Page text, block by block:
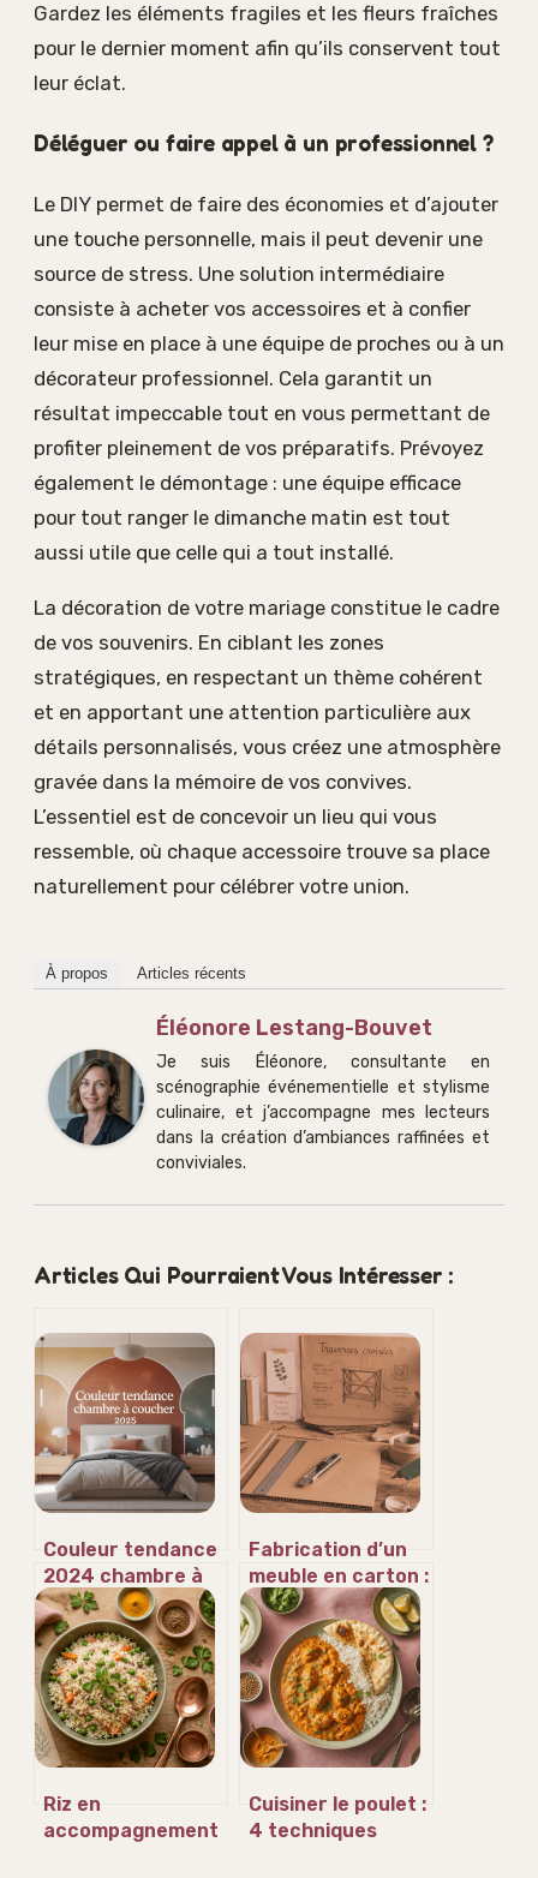
Gardez les éléments fragiles et les fleurs fraîches
pour le dernier moment afin qu’ils conservent tout
leur éclat.
Déléguer ou faire appel à un professionnel ?
Le DIY permet de faire des économies et d’ajouter
une touche personnelle, mais il peut devenir une
source de stress. Une solution intermédiaire
consiste à acheter vos accessoires et à confier
leur mise en place à une équipe de proches ou à un
décorateur professionnel. Cela garantit un
résultat impeccable tout en vous permettant de
profiter pleinement de vos préparatifs. Prévoyez
également le démontage : une équipe efficace
pour tout ranger le dimanche matin est tout
aussi utile que celle qui a tout installé.
La décoration de votre mariage constitue le cadre
de vos souvenirs. En ciblant les zones
stratégiques, en respectant un thème cohérent
et en apportant une attention particulière aux
détails personnalisés, vous créez une atmosphère
gravée dans la mémoire de vos convives.
L’essentiel est de concevoir un lieu qui vous
ressemble, où chaque accessoire trouve sa place
naturellement pour célébrer votre union.
À propos Articles récents
Éléonore Lestang-Bouvet
Je suis Éléonore, consultante en
scénographie événementielle et stylisme
culinaire, et j’accompagne mes lecteurs
dans la création d’ambiances raffinées et
conviviales.
Articles Qui Pourraient Vous Intéresser :
Couleur tendance
2024 chambre à
coucher : idées et
conseils à adopter
Fabrication d’un
meuble en carton :
la méthode des
traverses pour
une solidité
professionnelle
Riz en
accompagnement
Cuisiner le poulet :
4 techniques